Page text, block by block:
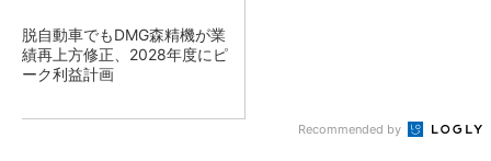
脱自動車でもDMG森精機が業
績再上方修正、2028年度にピ
ーク利益計画
Recommended by